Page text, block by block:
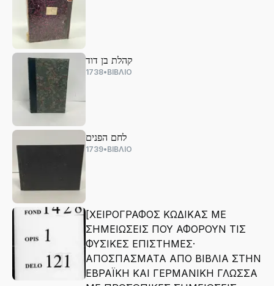
קהלת בן דוד
1738•ΒΙΒΛΙΟ
לחם הפנים
1739•ΒΙΒΛΙΟ
[ΧΕΙΡΟΓΡΑΦΟΣ ΚΩΔΙΚΑΣ ΜΕ
ΣΗΜΕΙΩΣΕΙΣ ΠΟΥ ΑΦΟΡΟΥΝ ΤΙΣ
ΦΥΣΙΚΕΣ ΕΠΙΣΤΗΜΕΣ·
ΑΠΟΣΠΑΣΜΑΤΑ ΑΠΟ ΒΙΒΛΙΑ ΣΤΗΝ
ΕΒΡΑΪΚΗ ΚΑΙ ΓΕΡΜΑΝΙΚΗ ΓΛΩΣΣΑ